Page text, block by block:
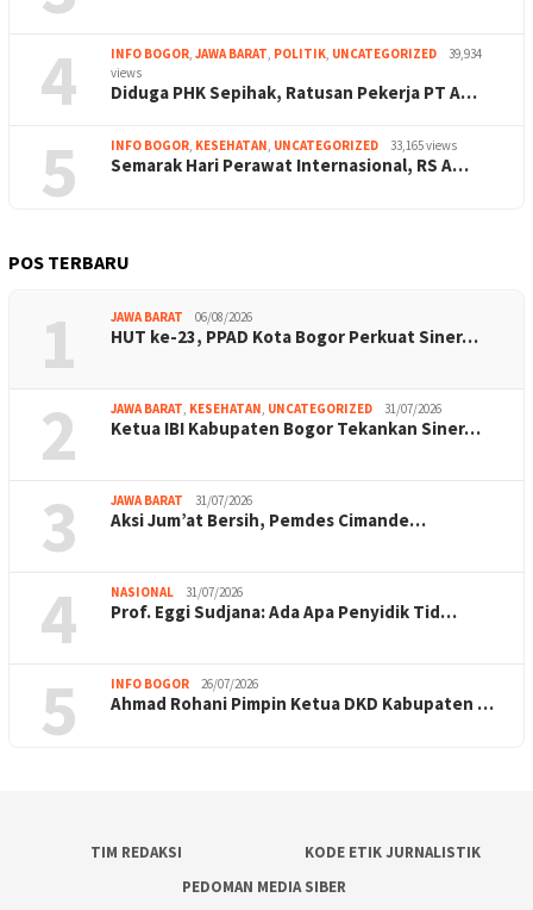
4 INFO BOGOR, JAWA BARAT, POLITIK, UNCATEGORIZED
39,934
views
Diduga PHK Sepihak, Ratusan Pekerja PT A…
5 INFO BOGOR, KESEHATAN, UNCATEGORIZED 33,165 views
Semarak Hari Perawat Internasional, RS A…
POS TERBARU
1 JAWA BARAT 06/08/2026
HUT ke-23, PPAD Kota Bogor Perkuat Siner…
2 JAWA BARAT, KESEHATAN, UNCATEGORIZED 31/07/2026
Ketua IBI Kabupaten Bogor Tekankan Siner…
3 JAWA BARAT 31/07/2026
Aksi Jum’at Bersih, Pemdes Cimande…
4 NASIONAL 31/07/2026
Prof. Eggi Sudjana: Ada Apa Penyidik Tid…
5 INFO BOGOR 26/07/2026
Ahmad Rohani Pimpin Ketua DKD Kabupaten …
TIM REDAKSI
KODE ETIK JURNALISTIK
PEDOMAN MEDIA SIBER